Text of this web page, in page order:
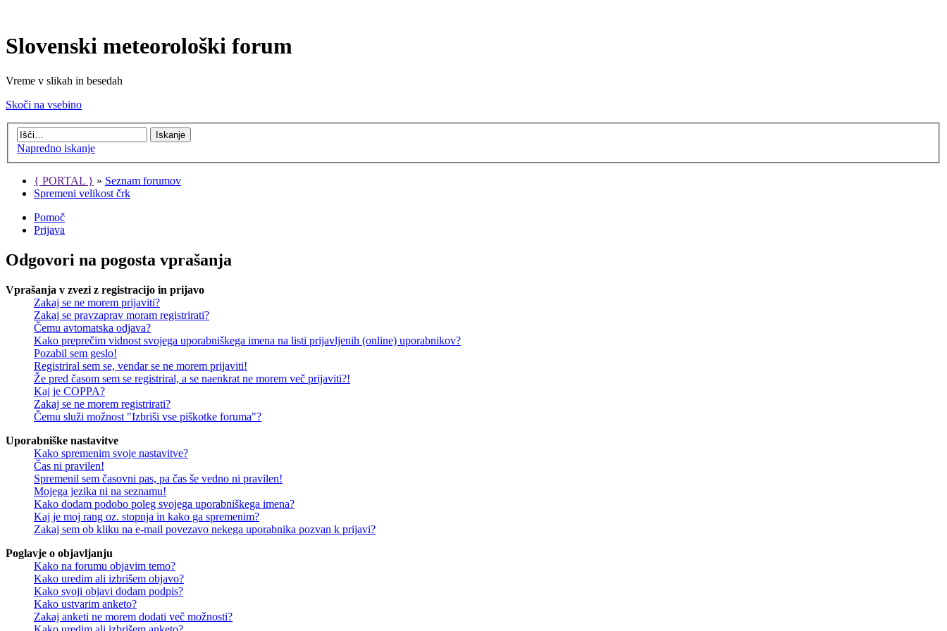
Slovenski meteorološki forum
Vreme v slikah in besedah
Skoči na vsebino
Napredno iskanje
{ PORTAL } » Seznam forumov
Spremeni velikost črk
Pomoč
Prijava
Odgovori na pogosta vprašanja
Vprašanja v zvezi z registracijo in prijavo
Zakaj se ne morem prijaviti?
Zakaj se pravzaprav moram registrirati?
Čemu avtomatska odjava?
Kako preprečim vidnost svojega uporabniškega imena na listi prijavljenih (online) uporabnikov?
Pozabil sem geslo!
Registriral sem se, vendar se ne morem prijaviti!
Že pred časom sem se registriral, a se naenkrat ne morem več prijaviti?!
Kaj je COPPA?
Zakaj se ne morem registrirati?
Čemu služi možnost "Izbriši vse piškotke foruma"?
Uporabniške nastavitve
Kako spremenim svoje nastavitve?
Čas ni pravilen!
Spremenil sem časovni pas, pa čas še vedno ni pravilen!
Mojega jezika ni na seznamu!
Kako dodam podobo poleg svojega uporabniškega imena?
Kaj je moj rang oz. stopnja in kako ga spremenim?
Zakaj sem ob kliku na e-mail povezavo nekega uporabnika pozvan k prijavi?
Poglavje o objavljanju
Kako na forumu objavim temo?
Kako uredim ali izbrišem objavo?
Kako svoji objavi dodam podpis?
Kako ustvarim anketo?
Zakaj anketi ne morem dodati več možnosti?